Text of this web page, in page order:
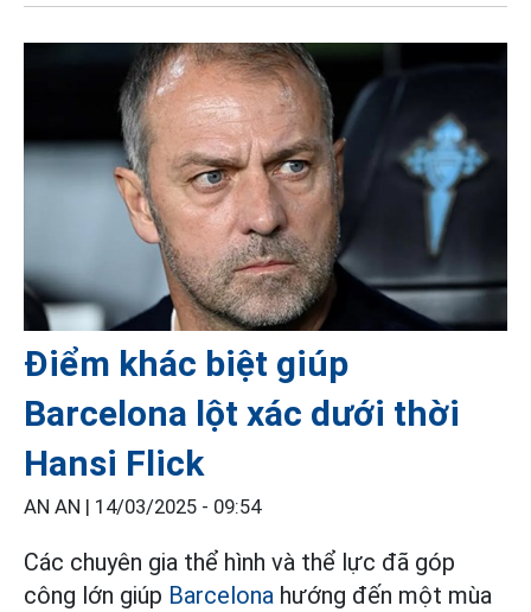
Điểm khác biệt giúp
Barcelona lột xác dưới thời
Hansi Flick
AN AN | 14/03/2025 - 09:54
Các chuyên gia thể hình và thể lực đã góp
công lớn giúp Barcelona hướng đến một mùa